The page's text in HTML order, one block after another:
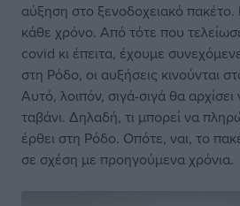
αύξηση στο ξενοδοχειακό
κάθε χρόνο. Από τότε που
covid κι έπειτα, έχουμε
στη Ρόδο, οι αυξήσεις κινούνται
Αυτό, λοιπόν, σιγά-σιγά θα αρχίσει
ταβάνι. Δηλαδή, τι μπορεί να
έρθει στη Ρόδο. Οπότε, ναι, το
σε σχέση με προηγούμενα χρόνια.